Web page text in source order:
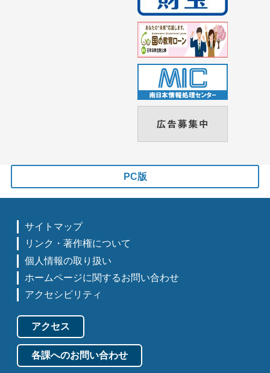
PC版
サイトマップ
リンク・著作権について
個人情報の取り扱い
ホームページに関するお問い合わせ
アクセシビリティ
アクセス
各課へのお問い合わせ